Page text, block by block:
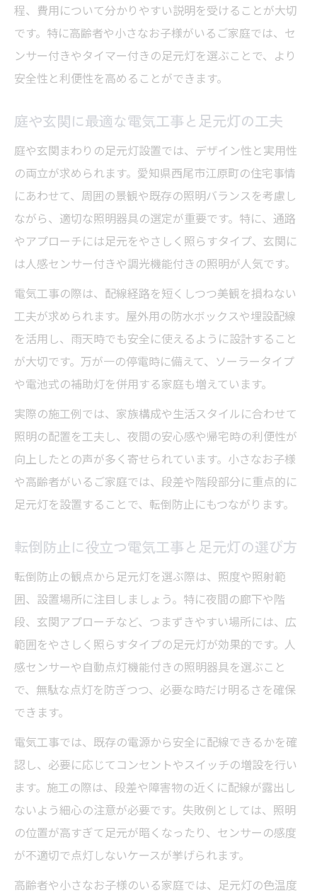
快適な生活空間へ導く足元灯と電気工事知識
電気工事で足元灯を活用し快適空間を実現
暮らしに合った足元灯の電気工事ポイント
生活動線を考えた足元灯と電気工事の工夫
電気工事で実現する快適な照明プランの提
案
足元灯設置なら電気工事の事前相談がカギ
電気工事で失敗しない足元灯設置の相談術
足元灯取り付け前に電気工事士へ相談する
理由
電気工事の事前打ち合わせで足元灯を最適
化
理想の足元灯設置には電気工事の準備が重
要
相談しやすい電気工事店の足元灯設置アド
バイス
家族を守る足元灯の選び方と工事の流れ
電気工事で安心の足元灯選びと設置手順
家族の安全を考えた足元灯と電気工事の流
れ
め方
失敗しない電気工事と足元灯の選定ポイン
ト
足元灯取り付けの電気工事ステップを解説
程、費用について分かりやすい説明を受けることが大切
です。特に高齢者や小さなお子様がいるご家庭では、セ
ンサー付きやタイマー付きの足元灯を選ぶことで、より
安全性と利便性を高めることができます。
庭や玄関に最適な電気工事と足元灯の工夫
庭や玄関まわりの足元灯設置では、デザイン性と実用性
の両立が求められます。愛知県西尾市江原町の住宅事情
にあわせて、周囲の景観や既存の照明バランスを考慮し
ながら、適切な照明器具の選定が重要です。特に、通路
やアプローチには足元をやさしく照らすタイプ、玄関に
は人感センサー付きや調光機能付きの照明が人気です。
電気工事の際は、配線経路を短くしつつ美観を損ねない
工夫が求められます。屋外用の防水ボックスや埋設配線
を活用し、雨天時でも安全に使えるように設計すること
が大切です。万が一の停電時に備えて、ソーラータイプ
や電池式の補助灯を併用する家庭も増えています。
実際の施工例では、家族構成や生活スタイルに合わせて
照明の配置を工夫し、夜間の安心感や帰宅時の利便性が
向上したとの声が多く寄せられています。小さなお子様
や高齢者がいるご家庭では、段差や階段部分に重点的に
足元灯を設置することで、転倒防止にもつながります。
転倒防止に役立つ電気工事と足元灯の選び方
転倒防止の観点から足元灯を選ぶ際は、照度や照射範
囲、設置場所に注目しましょう。特に夜間の廊下や階
段、玄関アプローチなど、つまずきやすい場所には、広
範囲をやさしく照らすタイプの足元灯が効果的です。人
感センサーや自動点灯機能付きの照明器具を選ぶこと
で、無駄な点灯を防ぎつつ、必要な時だけ明るさを確保
できます。
電気工事では、既存の電源から安全に配線できるかを確
認し、必要に応じてコンセントやスイッチの増設を行い
ます。施工の際は、段差や障害物の近くに配線が露出し
ないよう細心の注意が必要です。失敗例としては、照明
の位置が高すぎて足元が暗くなったり、センサーの感度
が不適切で点灯しないケースが挙げられます。
高齢者や小さなお子様のいる家庭では、足元灯の色温度